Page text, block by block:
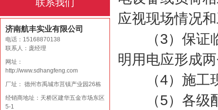
联系我们
济南航丰实业有限公司
电话：15168870138
联系人：庞经理
网址：
http://www.sdhangfeng.com
厂址： 德州市禹城市莒镇产业园26栋
经销商地址：天桥区建华五金市场东区
5-1
应视现场情况
（3）保证临
明用电应形成
（4）施工现
（5）各级配